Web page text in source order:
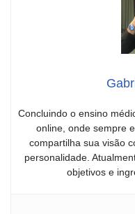
Concluindo o ensino
online, onde sempre
compartilha sua visão
personalidade.
objetivos e